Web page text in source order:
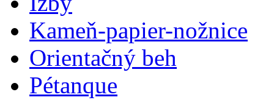
Kameň-papier-nožnice
Orientačný beh
Pétanque